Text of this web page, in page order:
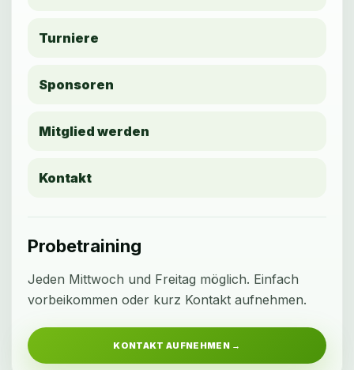
Turniere
Sponsoren
Mitglied werden
Kontakt
Probetraining
Jeden Mittwoch und Freitag möglich. Einfach
vorbeikommen oder kurz Kontakt aufnehmen.
KONTAKT AUFNEHMEN →